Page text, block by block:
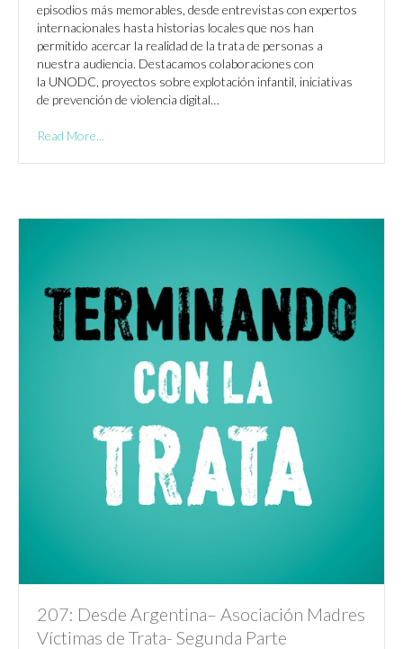
episodios más memorables, desde entrevistas con expertos
internacionales hasta historias locales que nos han
permitido acercar la realidad de la trata de personas a
nuestra audiencia. Destacamos colaboraciones con
la UNODC, proyectos sobre explotación infantil, iniciativas
de prevención de violencia digital…
Read More...
207: Desde Argentina– Asociación Madres
Víctimas de Trata- Segunda Parte